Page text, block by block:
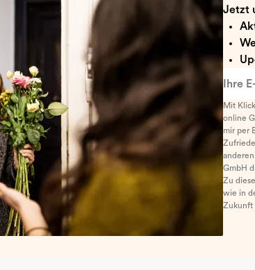
Jetzt
Mit
online
mir per
GmbH
Zu
wie in
Zukunft